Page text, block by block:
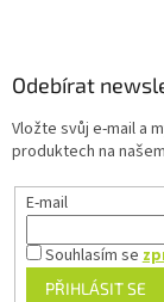
Odebírat
Vložte svůj e-mail a
produktech na
E-mail
Souhlasím se
PŘIHLÁSIT SE